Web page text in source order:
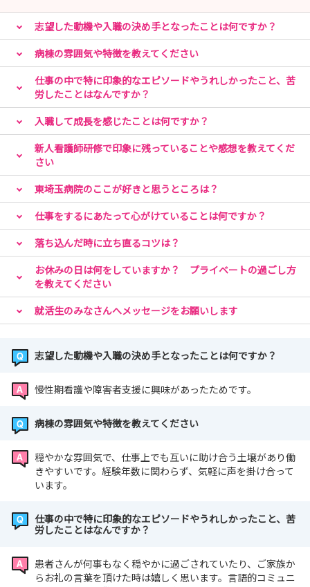
志望した動機や入職の決め手となったことは何ですか？
病棟の雰囲気や特徴を教えてください
仕事の中で特に印象的なエピソードやうれしかったこと、苦
労したことはなんですか？
入職して成長を感じたことは何ですか？
新人看護師研修で印象に残っていることや感想を教えてくだ
さい
東埼玉病院のここが好きと思うところは？
仕事をするにあたって心がけていることは何ですか？
落ち込んだ時に立ち直るコツは？
お休みの日は何をしていますか？ プライベートの過ごし方
を教えてください
就活生のみなさんへメッセージをお願いします
志望した動機や入職の決め手となったことは何ですか？
慢性期看護や障害者支援に興味があったためです。
病棟の雰囲気や特徴を教えてください
穏やかな雰囲気で、仕事上でも互いに助け合う土壌があり働
きやすいです。経験年数に関わらず、気軽に声を掛け合って
います。
仕事の中で特に印象的なエピソードやうれしかったこと、苦
労したことはなんですか？
患者さんが何事もなく穏やかに過ごされていたり、ご家族か
らお礼の言葉を頂けた時は嬉しく思います。言語的コミュニ